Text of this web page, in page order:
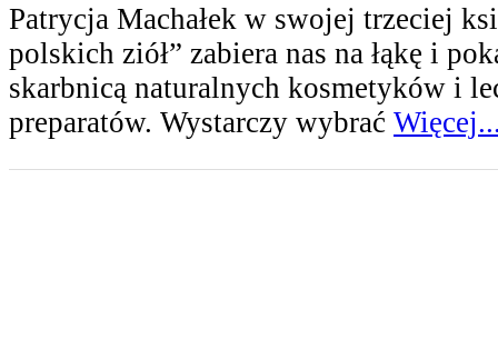
Patrycja Machałek w swojej trzeciej
polskich ziół” zabiera nas na łąkę i
skarbnicą naturalnych kosmetyków i
preparatów. Wystarczy wybrać